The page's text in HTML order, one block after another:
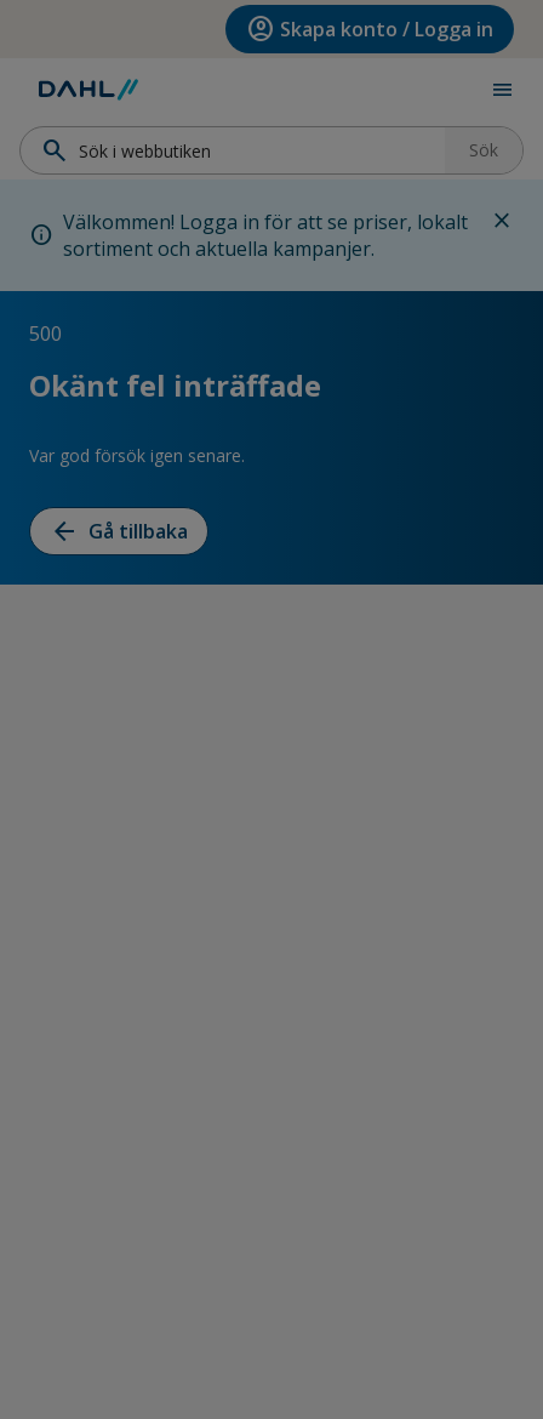
Hoppa till huvudinnehållet account_circle Skapa konto / Logga in
menu
search Sök
info Välkommen! Logga in för att se priser, lokalt
sortiment och aktuella kampanjer.
close
500
Okänt fel inträffade
Var god försök igen senare.
arrow_back Gå tillbaka